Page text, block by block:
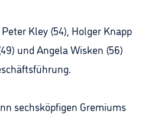
Kley (54), Holger Knapp
und Angela Wisken (56)
sechsköpfigen Gremiums